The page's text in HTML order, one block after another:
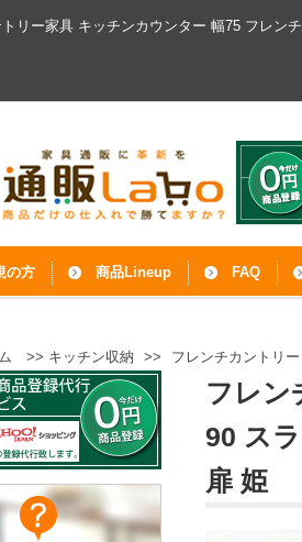
トリー家具 キッチンカウンター 幅75 フレ
の方 商品Lineup FAQ
>> キッチン収納 >> フレンチカントリ
フレン
90 ス
扉 姫